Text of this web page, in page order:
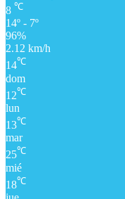
8 ℃
14º - 7º
96%
2.12 km/h
14℃
dom
12℃
lun
13℃
mar
25℃
mié
18℃